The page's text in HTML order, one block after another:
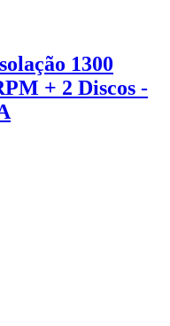
1300
+ 2 Discos -